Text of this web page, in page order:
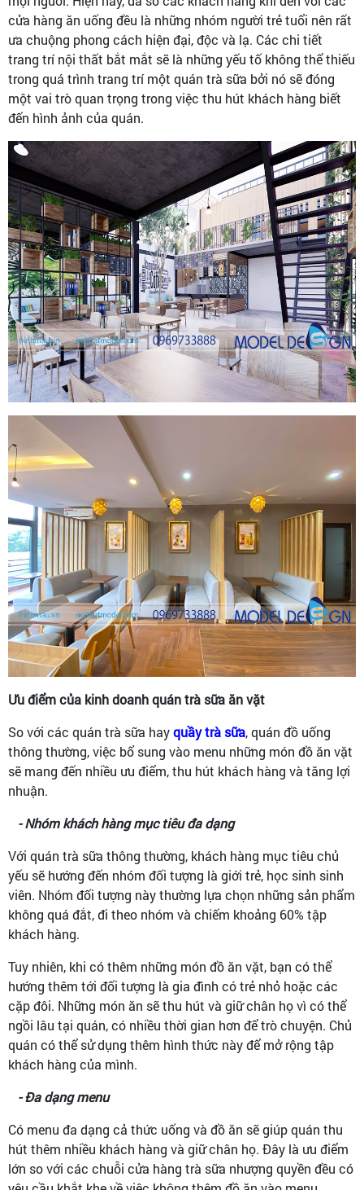
cửa hàng ăn uống đều là những nhóm người trẻ tuổi nên rất
ưa chuộng phong cách hiện đại, độc và lạ. Các chi tiết
trang trí nội thất bắt mắt sẽ là những yếu tố không thể thiếu
trong quá trình trang trí một quán trà sữa bởi nó sẽ đóng
một vai trò quan trọng trong việc thu hút khách hàng biết
đến hình ảnh của quán.
Ưu điểm của kinh doanh quán trà sữa ăn vặt
So với các quán trà sữa hayquầy trà sữa, quán đồ uống
thông thường, việc bổ sung vào menu những món đồ ăn vặt
sẽ mang đến nhiều ưu điểm, thu hút khách hàng và tăng lợi
nhuận.
- Nhóm khách hàng mục tiêu đa dạng
Với quán trà sữa thông thường, khách hàng mục tiêu chủ
yếu sẽ hướng đến nhóm đối tượng là giới trẻ, học sinh sinh
viên. Nhóm đối tượng này thường lựa chọn những sản phẩm
không quá đắt, đi theo nhóm và chiếm khoảng 60% tập
khách hàng.
Tuy nhiên, khi có thêm những món đồ ăn vặt, bạn có thể
hướng thêm tới đối tượng là gia đình có trẻ nhỏ hoặc các
cặp đôi. Những món ăn sẽ thu hút và giữ chân họ vì có thể
ngồi lâu tại quán, có nhiều thời gian hơn để trò chuyện. Chủ
quán có thể sử dụng thêm hình thức này để mở rộng tập
khách hàng của mình.
- Đa dạng menu
Có menu đa dạng cả thức uống và đồ ăn sẽ giúp quán thu
hút thêm nhiều khách hàng và giữ chân họ. Đây là ưu điểm
lớn so với các chuỗi cửa hàng trà sữa nhượng quyền đều có